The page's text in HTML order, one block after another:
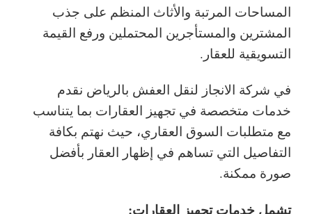
المساحات المرتبة والأثاث المنظم على جذب
المشترين والمستأجرين المحتملين ورفع القيمة
التسويقية للعقار.
في شركة الانجاز لنقل العفش بالرياض نقدم
خدمات متخصصة في تجهيز العقارات بما يتناسب
مع متطلبات السوق العقاري، حيث نهتم بكافة
التفاصيل التي تساهم في إظهار العقار بأفضل
صورة ممكنة.
تشمل خدمات تجهيز العقارات: